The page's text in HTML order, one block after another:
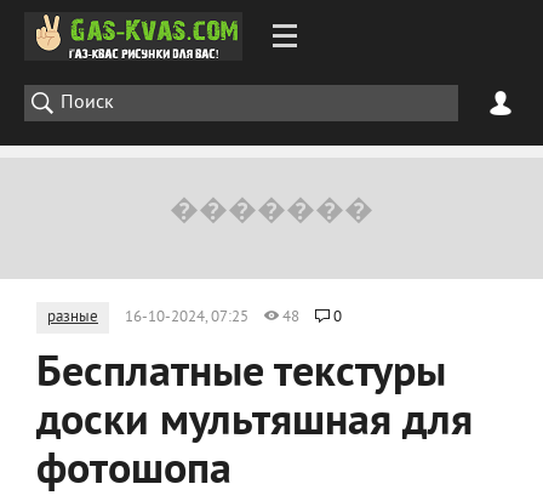
разные 16-10-2024, 07:25 48 0
Бесплатные текстуры
доски мультяшная для
фотошопа